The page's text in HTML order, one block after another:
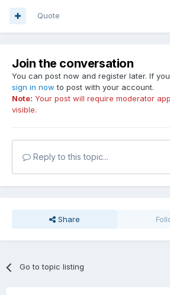
Quote
Join the conversation
You can post now and register later. If
sign in now to post with your account.
Note: Your post will require moderator
visible.
Reply to this topic...
Share
Go to topic listing